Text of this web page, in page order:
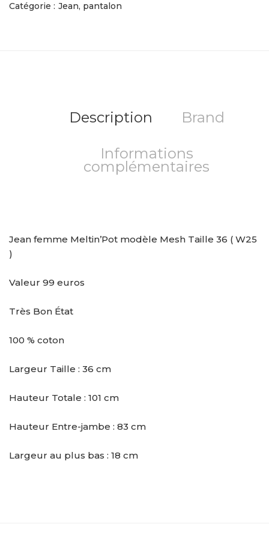
Catégorie : Jean, pantalon
Description Brand
Informations
complémentaires
Jean femme Meltin’Pot modèle Mesh Taille 36 ( W25
)
Valeur 99 euros
Très Bon État
100 % coton
Largeur Taille : 36 cm
Hauteur Totale : 101 cm
Hauteur Entre-jambe : 83 cm
Largeur au plus bas : 18 cm